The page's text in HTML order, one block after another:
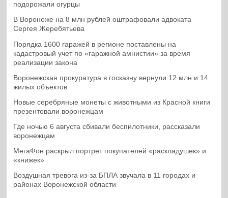
подорожали огурцы
В Воронеже на 8 млн рублей оштрафовали адвоката
Сергея Жеребятьева
Порядка 1600 гаражей в регионе поставлены на
кадастровый учет по «гаражной амнистии» за время
реализации закона
Воронежская прокуратура в госказну вернули 12 млн и 14
жилых объектов
Новые серебряные монеты с животными из Красной книги
презентовали воронежцам
Где ночью 6 августа сбивали беспилотники, рассказали
воронежцам
МегаФон раскрыл портрет покупателей «раскладушек» и
«книжек»
Воздушная тревога из-за БПЛА звучала в 11 городах и
районах Воронежской области